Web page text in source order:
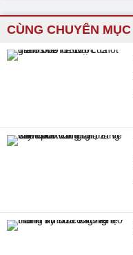
CÙNG CHUYÊN MỤC